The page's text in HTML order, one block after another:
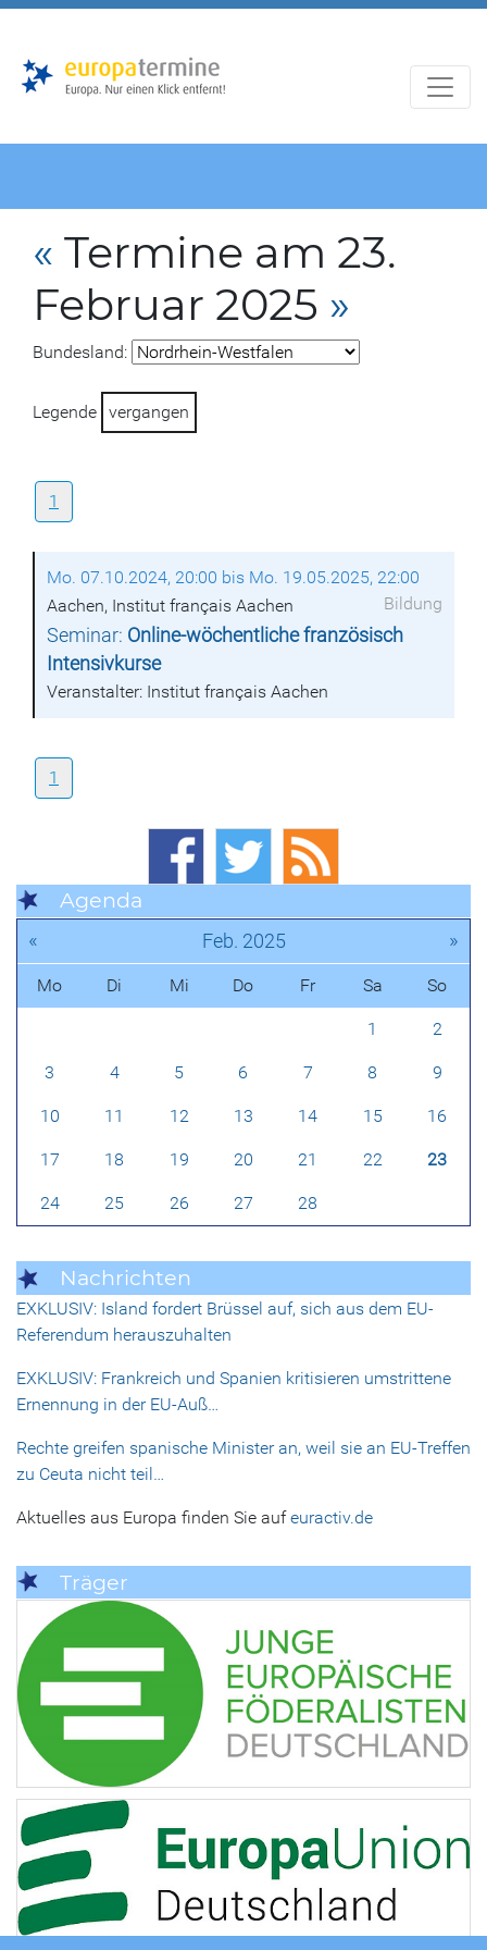
« Termine am 23.
Februar 2025 »
Bundesland:
Legende vergangen
1
Mo. 07.10.2024, 20:00 bis Mo. 19.05.2025, 22:00
Bildung
Aachen, Institut français Aachen
Seminar: Online-wöchentliche französisch
Intensivkurse
Veranstalter: Institut français Aachen
1
Agenda
« Feb. 2025 »
Mo Di Mi Do Fr Sa So
1 2
3 4 5 6 7 8 9
10 11 12 13 14 15 16
17 18 19 20 21 22 23
24 25 26 27 28
Nachrichten
EXKLUSIV: Island fordert Brüssel auf, sich aus dem EU-
Referendum herauszuhalten
EXKLUSIV: Frankreich und Spanien kritisieren umstrittene
Ernennung in der EU-Auß…
Rechte greifen spanische Minister an, weil sie an EU-Treffen
zu Ceuta nicht teil…
Aktuelles aus Europa finden Sie aufeuractiv.de
Träger